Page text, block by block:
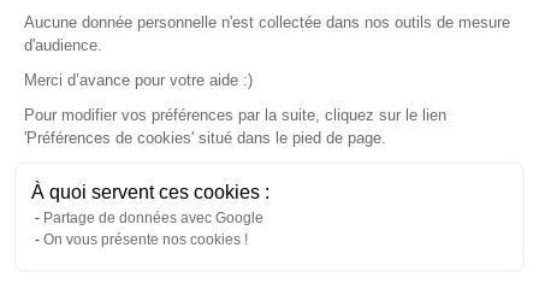
v. 1.45.0
Aucune donnée personnelle n'est collectée dans nos outils de mesure
d'audience.
Merci d’avance pour votre aide :)
Pour modifier vos préférences par la suite, cliquez sur le lien
'Préférences de cookies' situé dans le pied de page.
À quoi servent ces cookies :
Partage de données avec Google
On vous présente nos cookies !